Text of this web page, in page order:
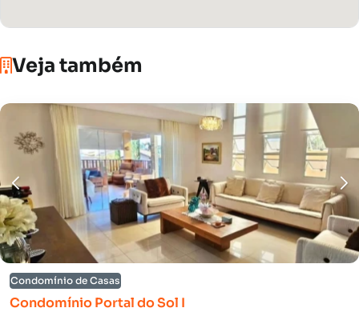
Veja também
Condomínio de Casas
Condomínio Portal do Sol I